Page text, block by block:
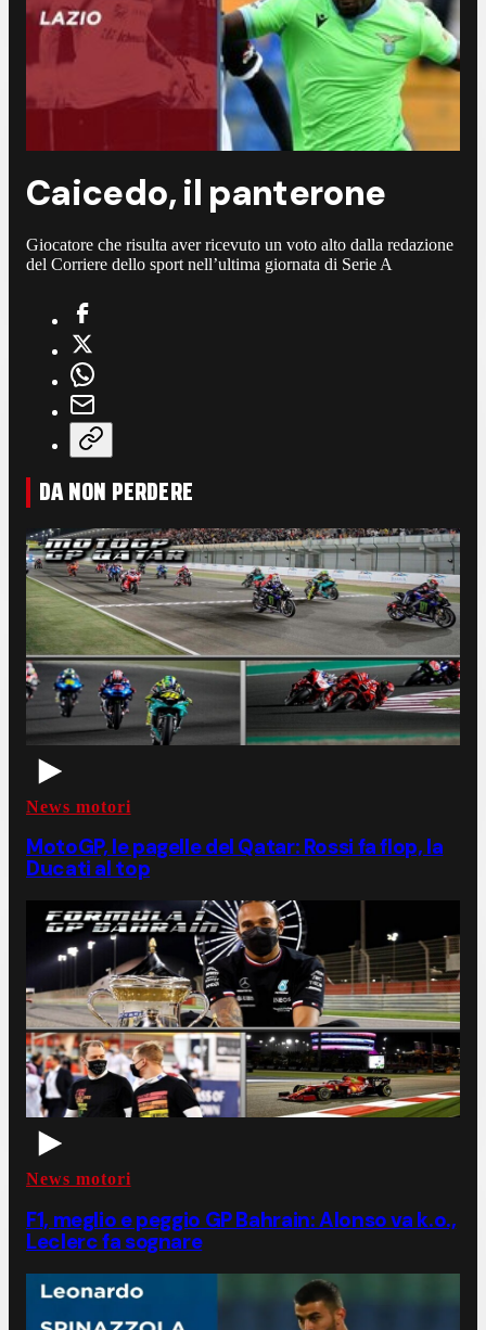
Caicedo, il panterone
Giocatore che risulta aver ricevuto un voto alto dalla redazione
del Corriere dello sport nell’ultima giornata di Serie A
DA NON PERDERE
News motori
MotoGP, le pagelle del Qatar: Rossi fa flop, la
Ducati al top
News motori
F1, meglio e peggio GP Bahrain: Alonso va k.o.,
Leclerc fa sognare